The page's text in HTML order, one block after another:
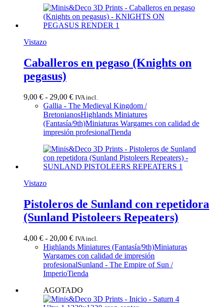
43,00 €
Vistazo
Caballeros en pegaso (Knights on
pegasus)
9,00 € - 29,00 €Rango
de
precios:
desde
9,00 €
29,00 €
IVA incl.
Gallia - The Medieval Kingdom /
BretonianosHighlands Miniatures
(Fantasía/9th)Miniaturas Wargames con calidad de
impresión profesionalTienda
Vistazo
Pistoleros de Sunland con repetidora
(Sunland Pistoleers Repeaters)
4,00 € - 20,00 €Rango
de
precios:
desde
4,00 €
20,00 €
IVA incl.
Highlands Miniatures (Fantasía/9th)Miniaturas
Wargames con calidad de impresión
profesionalSunland - The Empire of Sun /
ImperioTienda
AGOTADO